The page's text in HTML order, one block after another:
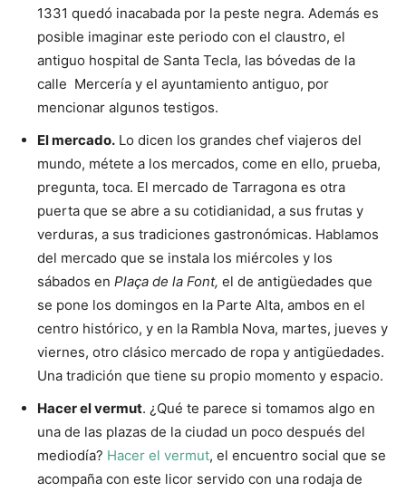
1331 quedó inacabada por la peste negra. Además es
posible imaginar este periodo con el claustro, el
antiguo hospital de Santa Tecla, las bóvedas de la
calle Mercería y el ayuntamiento antiguo, por
mencionar algunos testigos.
El mercado. Lo dicen los grandes chef viajeros del
mundo, métete a los mercados, come en ello, prueba,
pregunta, toca. El mercado de Tarragona es otra
puerta que se abre a su cotidianidad, a sus frutas y
verduras, a sus tradiciones gastronómicas. Hablamos
del mercado que se instala los miércoles y los
sábados en Plaça de la Font, el de antigüedades que
se pone los domingos en la Parte Alta, ambos en el
centro histórico, y en la Rambla Nova, martes, jueves y
viernes, otro clásico mercado de ropa y antigüedades.
Una tradición que tiene su propio momento y espacio.
Hacer el vermut. ¿Qué te parece si tomamos algo en
una de las plazas de la ciudad un poco después del
mediodía? Hacer el vermut, el encuentro social que se
acompaña con este licor servido con una rodaja de